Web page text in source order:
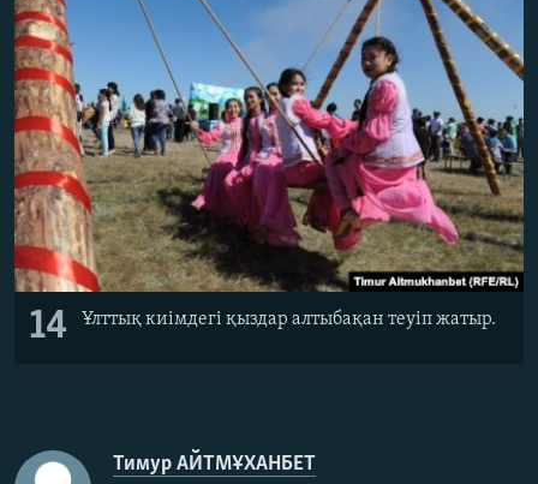
14 Ұлттық киімдегі қыздар алтыбақан теуіп жатыр.
Тимур АЙТМҰХАНБЕТ